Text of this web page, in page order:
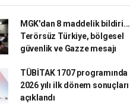
MGK'dan 8 maddelik bildiri...
Terörsüz Türkiye, bölgesel
güvenlik ve Gazze mesajı
TÜBİTAK 1707 programında
2026 yılı ilk dönem sonuçları
açıklandı